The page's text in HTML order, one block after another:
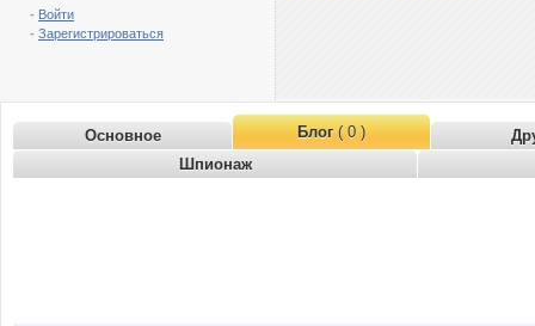
- Войти
- Зарегистрироваться
Основное Блог( 0 )
Шпионаж